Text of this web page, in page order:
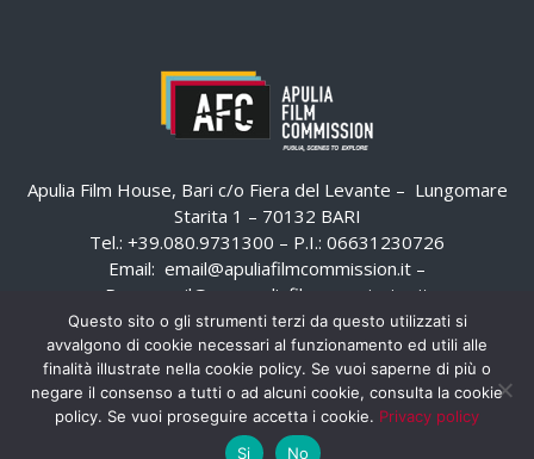
Apulia Film House, Bari c/o Fiera del Levante – Lungomare
Starita 1 – 70132 BARI
Tel.: +39.080.9731300 – P.I.: 06631230726
Email: email@apuliafilmcommission.it –
Pec:
email@pec.apuliafilmcommission.it
Questo sito o gli strumenti terzi da questo utilizzati si
avvalgono di cookie necessari al funzionamento ed utili alle
finalità illustrate nella cookie policy. Se vuoi saperne di più o
negare il consenso a tutti o ad alcuni cookie, consulta la cookie
policy. Se vuoi proseguire accetta i cookie. Privacy policy
Si
No